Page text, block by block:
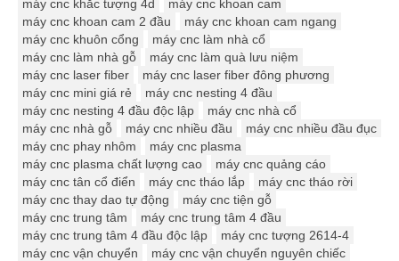
máy cnc khắc tượng 4d
máy cnc khoan cam
máy cnc khoan cam 2 đầu
máy cnc khoan cam ngang
máy cnc khuôn cổng
máy cnc làm nhà cổ
máy cnc làm nhà gỗ
máy cnc làm quà lưu niệm
máy cnc laser fiber
máy cnc laser fiber đông phương
máy cnc mini giá rẻ
máy cnc nesting 4 đầu
máy cnc nesting 4 đầu độc lập
máy cnc nhà cổ
máy cnc nhà gỗ
máy cnc nhiều đầu
máy cnc nhiều đầu đục
máy cnc phay nhôm
máy cnc plasma
máy cnc plasma chất lượng cao
máy cnc quảng cáo
máy cnc tân cổ điển
máy cnc tháo lắp
máy cnc tháo rời
máy cnc thay dao tự động
máy cnc tiện gỗ
máy cnc trung tâm
máy cnc trung tâm 4 đầu
máy cnc trung tâm 4 đầu độc lập
máy cnc tượng 2614-4
máy cnc vận chuyển
máy cnc vận chuyển nguyên chiếc